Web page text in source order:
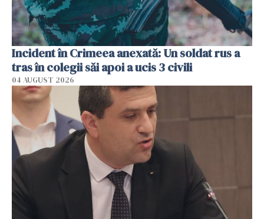
Incident în Crimeea anexată: Un soldat rus a
tras în colegii săi apoi a ucis 3 civili
04 AUGUST 2026